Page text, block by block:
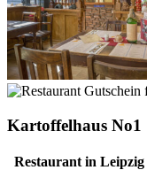
Kartoffelhaus No1
Restaurant in Leipzig